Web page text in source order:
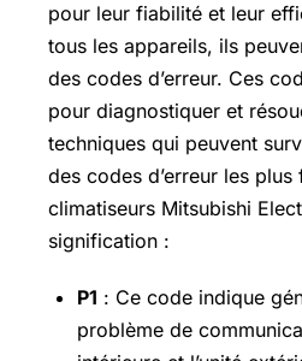
pour leur fiabilité et leur
tous les appareils, ils
des codes d’erreur. Ces
pour diagnostiquer et
techniques qui peuvent
des codes d’erreur les
climatiseurs Mitsubishi
signification :
P1 : Ce code indique
problème de